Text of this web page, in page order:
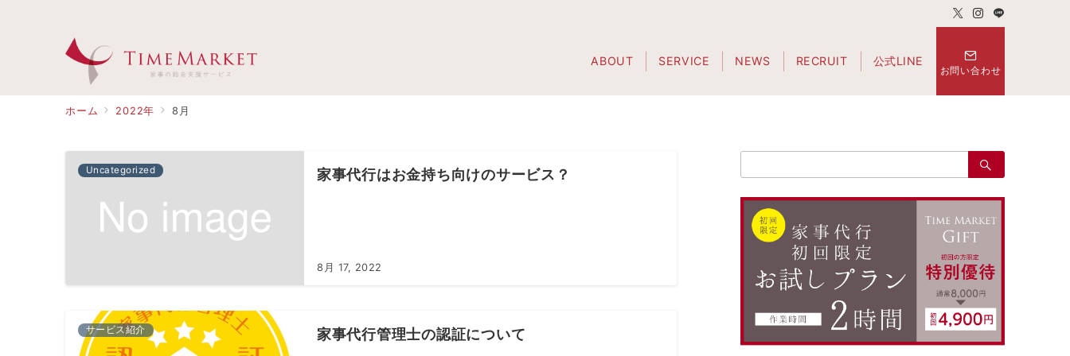
ABOUT SERVICE NEWS RECRUIT 公式LINE
お問い合わせ
ホーム 2022年 8月
Uncategorized 家事代行はお金持ち向けのサービス？
8月 17, 2022
サービス紹介 家事代行管理士の認証について
索：